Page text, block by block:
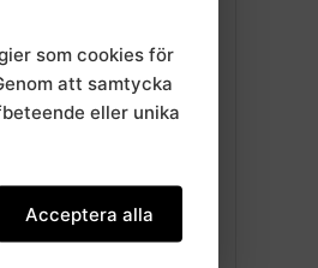
som cookies för
att samtycka
eller unika
Acceptera alla